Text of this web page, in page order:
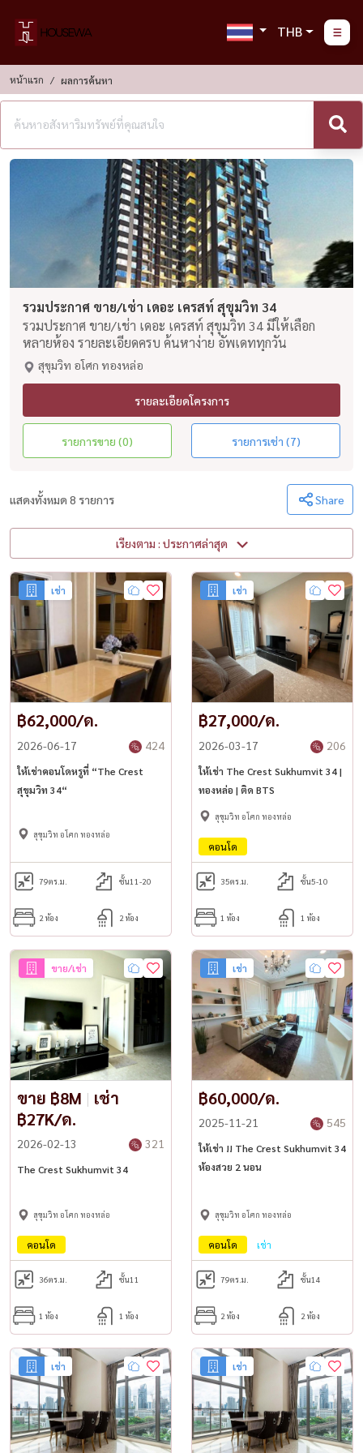
THB
หน้าแรก ผลการค้นหา
รวมประกาศ ขาย/เช่า เดอะ เครสท์ สุขุมวิท 34
รวมประกาศ ขาย/เช่า เดอะ เครสท์ สุขุมวิท 34 มีให้เลือก
หลายห้อง รายละเอียดครบ ค้นหาง่าย อัพเดททุกวัน
สุขุมวิท อโศก ทองหล่อ
รายละเอียดโครงการ
รายการขาย (0) รายการเช่า (7)
แสดงทั้งหมด 8 รายการ Share
เรียงตาม : ประกาศล่าสุด
เช่า
฿62,000/ด.
2026-06-17 424
ให้เช่าคอนโดหรูที่ “The Crest
สุขุมวิท 34“
สุขุมวิท อโศก ทองหล่อ
79ตร.ม. ชั้น11-20
2 ห้อง 2 ห้อง
เช่า
฿27,000/ด.
2026-03-17 206
ให้เช่า The Crest Sukhumvit 34 |
ทองหล่อ | ติด BTS
สุขุมวิท อโศก ทองหล่อ
คอนโด
35ตร.ม. ชั้น5-10
1 ห้อง 1 ห้อง
ขาย/เช่า
ขาย ฿8M | เช่า
฿27K/ด.
2026-02-13 321
The Crest Sukhumvit 34
สุขุมวิท อโศก ทองหล่อ
คอนโด
36ตร.ม. ชั้น11
1 ห้อง 1 ห้อง
เช่า
฿60,000/ด.
2025-11-21 545
ให้เช่า !! The Crest Sukhumvit 34
ห้องสวย 2 นอน
สุขุมวิท อโศก ทองหล่อ
คอนโด เช่า
79ตร.ม. ชั้น14
2 ห้อง 2 ห้อง
เช่า เช่า